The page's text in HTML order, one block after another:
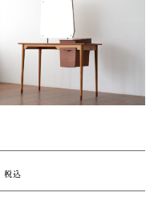
税込